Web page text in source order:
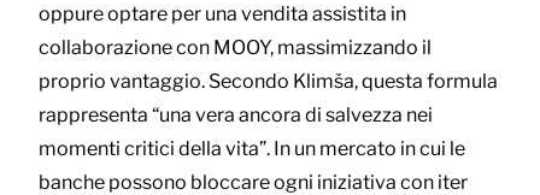
oppure optare per una vendita assistita in
collaborazione con MOOY, massimizzando il
proprio vantaggio. Secondo Klimša, questa formula
rappresenta “una vera ancora di salvezza nei
momenti critici della vita”. In un mercato in cui le
banche possono bloccare ogni iniziativa con iter